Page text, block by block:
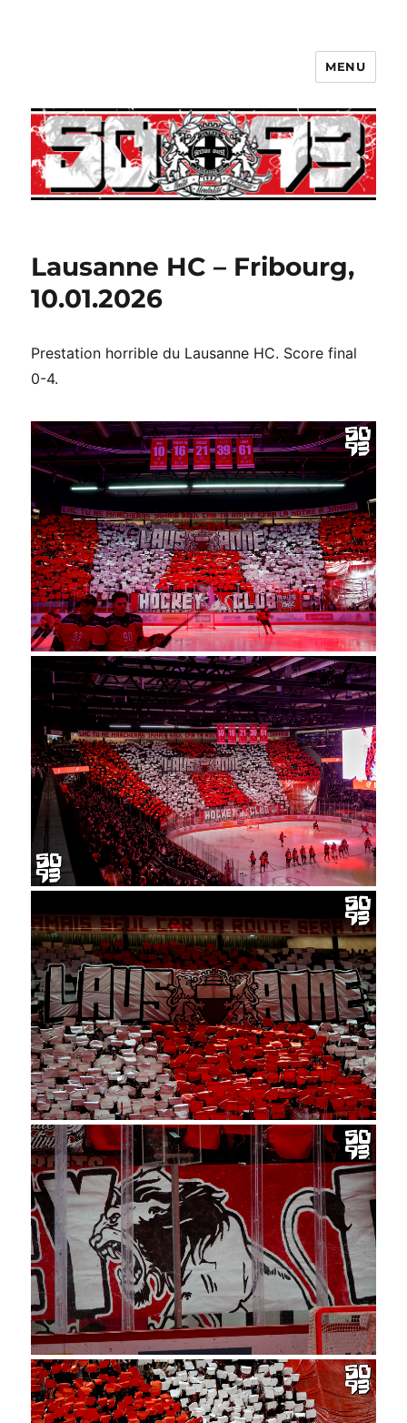
MENU
Lausanne HC – Fribourg,
10.01.2026
Prestation horrible du Lausanne HC. Score final
0-4.